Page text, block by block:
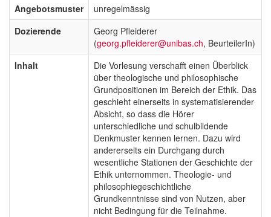
Angebotsmuster
unregelmässig
Dozierende
Georg Pfleiderer
(georg.pfleiderer@unibas.ch, BeurteilerIn)
Inhalt
Die Vorlesung verschafft einen Überblick
über theologische und philosophische
Grundpositionen im Bereich der Ethik. Das
geschieht einerseits in systematisierender
Absicht, so dass die Hörer
unterschiedliche und schulbildende
Denkmuster kennen lernen. Dazu wird
andererseits ein Durchgang durch
wesentliche Stationen der Geschichte der
Ethik unternommen. Theologie- und
philosophiegeschichtliche
Grundkenntnisse sind von Nutzen, aber
nicht Bedingung für die Teilnahme.